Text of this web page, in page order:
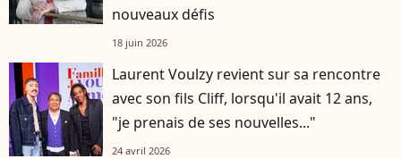
nouveaux défis
18 juin 2026
Laurent Voulzy revient sur sa rencontre
avec son fils Cliff, lorsqu'il avait 12 ans,
"je prenais de ses nouvelles..."
24 avril 2026